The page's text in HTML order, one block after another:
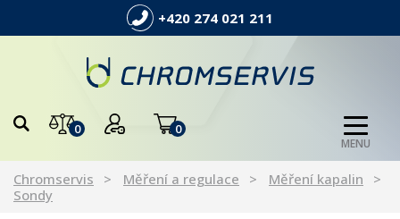
+420 274 021 211
0 0
MENU
Chromservis Měření a regulace
Měření kapalin
Sondy